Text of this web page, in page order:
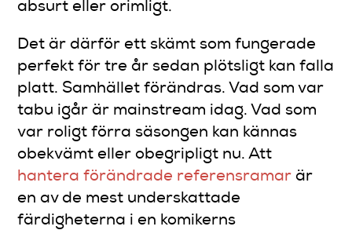
absurt eller orimligt.
Det är därför ett skämt som fungerade
perfekt för tre år sedan plötsligt kan falla
platt. Samhället förändras. Vad som var
tabu igår är mainstream idag. Vad som
var roligt förra säsongen kan kännas
obekvämt eller obegripligt nu. Att
hantera förändrade referensramar är
en av de mest underskattade
färdigheterna i en komikerns